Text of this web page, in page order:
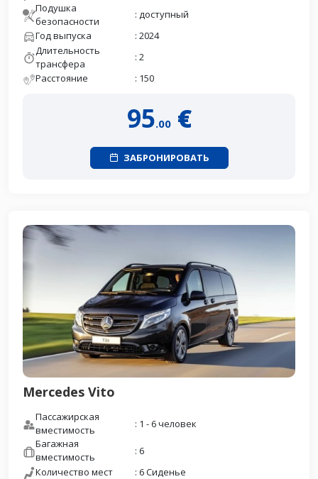
Подушка
безопасности
: доступный
Год выпуска
: 2024
Длительность
трансфера
: 2
Расстояние
: 150
95.00 €
ЗАБРОНИРОВАТЬ
Mercedes Vito
Пассажирская
вместимость
: 1 - 6 человек
Багажная
вместимость
: 6
Количество мест
: 6 Сиденье